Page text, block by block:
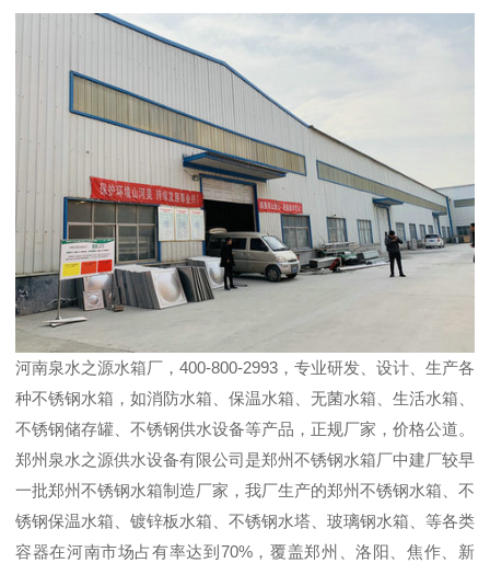
河南泉水之源水箱厂，400-800-2993，专业研发、设计、生产各
种不锈钢水箱，如消防水箱、保温水箱、无菌水箱、生活水箱、
不锈钢储存罐、不锈钢供水设备等产品，正规厂家，价格公道。
郑州泉水之源供水设备有限公司是郑州不锈钢水箱厂中建厂较早
一批郑州不锈钢水箱制造厂家，我厂生产的郑州不锈钢水箱、不
锈钢保温水箱、镀锌板水箱、不锈钢水塔、玻璃钢水箱、等各类
容器在河南市场占有率达到70%，覆盖郑州、洛阳、焦作、新